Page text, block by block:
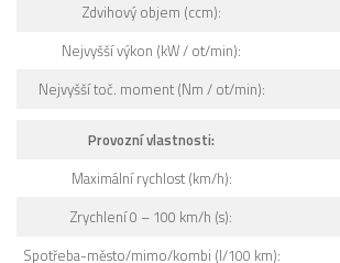
Zdvihový objem (ccm):
Nejvyšší výkon (kW / ot/min):
Nejvyšší toč. moment (Nm / ot/min):
Provozní vlastnosti:
Maximální rychlost (km/h):
Zrychlení 0 – 100 km/h (s):
Spotřeba-město/mimo/kombi (l/100 km):